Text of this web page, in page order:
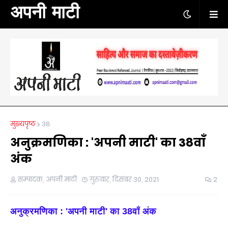
अपनी माटी
मुख्यपृष्ठ 38
अनुक्रमणिका : 'अपनी माटी' का 38वाँ
अंक
सम्पादक, अपनी माटी गुरुवार, दिसंबर 30, 2021 2
अनुक्रमणिका : 'अपनी माटी'का 38वाँ अंक